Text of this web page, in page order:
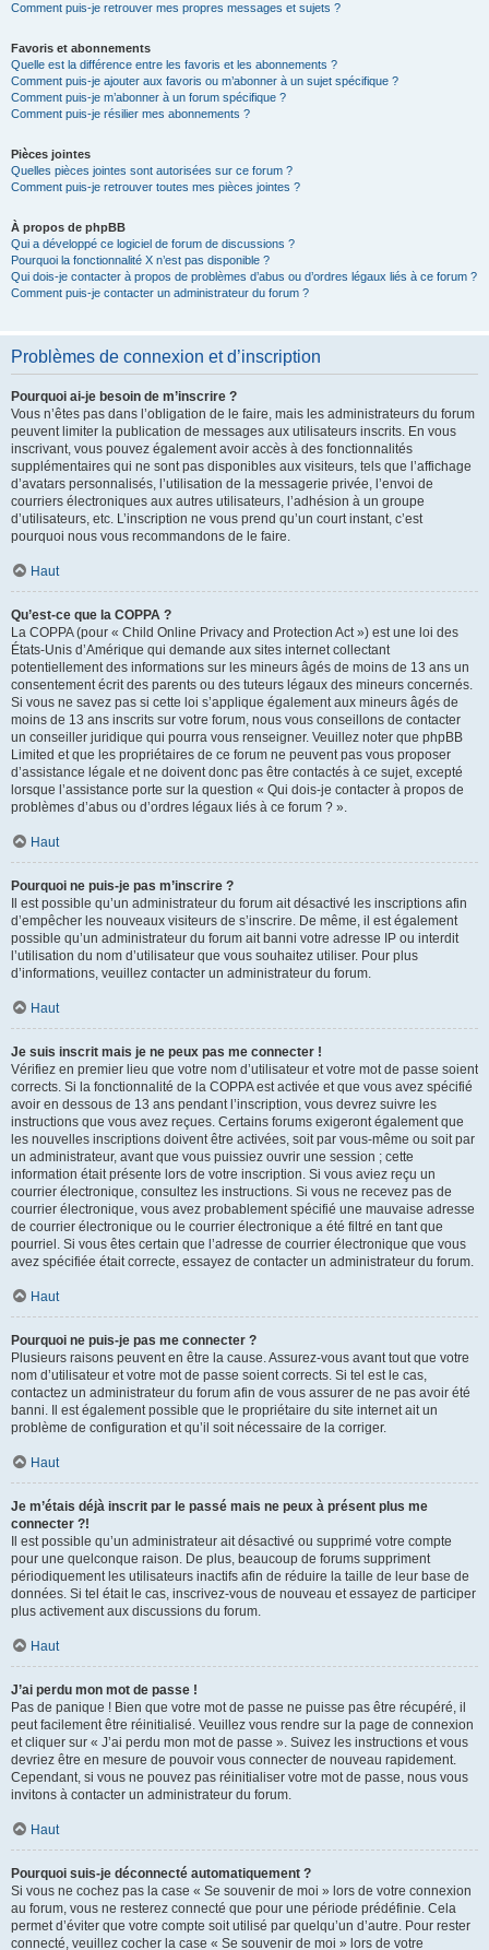
Comment puis-je retrouver mes propres messages et sujets ?
Favoris et abonnements
Quelle est la différence entre les favoris et les abonnements ?
Comment puis-je ajouter aux favoris ou m’abonner à un sujet spécifique ?
Comment puis-je m’abonner à un forum spécifique ?
Comment puis-je résilier mes abonnements ?
Pièces jointes
Quelles pièces jointes sont autorisées sur ce forum ?
Comment puis-je retrouver toutes mes pièces jointes ?
À propos de phpBB
Qui a développé ce logiciel de forum de discussions ?
Pourquoi la fonctionnalité X n’est pas disponible ?
Qui dois-je contacter à propos de problèmes d’abus ou d’ordres légaux liés à ce forum ?
Comment puis-je contacter un administrateur du forum ?
Problèmes de connexion et d’inscription
Pourquoi ai-je besoin de m’inscrire ?
Vous n’êtes pas dans l’obligation de le faire, mais les administrateurs du forum
peuvent limiter la publication de messages aux utilisateurs inscrits. En vous
inscrivant, vous pouvez également avoir accès à des fonctionnalités
supplémentaires qui ne sont pas disponibles aux visiteurs, tels que l’affichage
d’avatars personnalisés, l’utilisation de la messagerie privée, l’envoi de
courriers électroniques aux autres utilisateurs, l’adhésion à un groupe
d’utilisateurs, etc. L’inscription ne vous prend qu’un court instant, c’est
pourquoi nous vous recommandons de le faire.
Haut
Qu’est-ce que la COPPA ?
La COPPA (pour « Child Online Privacy and Protection Act ») est une loi des
États-Unis d’Amérique qui demande aux sites internet collectant
potentiellement des informations sur les mineurs âgés de moins de 13 ans un
consentement écrit des parents ou des tuteurs légaux des mineurs concernés.
Si vous ne savez pas si cette loi s’applique également aux mineurs âgés de
moins de 13 ans inscrits sur votre forum, nous vous conseillons de contacter
un conseiller juridique qui pourra vous renseigner. Veuillez noter que phpBB
Limited et que les propriétaires de ce forum ne peuvent pas vous proposer
d’assistance légale et ne doivent donc pas être contactés à ce sujet, excepté
lorsque l’assistance porte sur la question « Qui dois-je contacter à propos de
problèmes d’abus ou d’ordres légaux liés à ce forum ? ».
Haut
Pourquoi ne puis-je pas m’inscrire ?
Il est possible qu’un administrateur du forum ait désactivé les inscriptions afin
d’empêcher les nouveaux visiteurs de s’inscrire. De même, il est également
possible qu’un administrateur du forum ait banni votre adresse IP ou interdit
l’utilisation du nom d’utilisateur que vous souhaitez utiliser. Pour plus
d’informations, veuillez contacter un administrateur du forum.
Haut
Je suis inscrit mais je ne peux pas me connecter !
Vérifiez en premier lieu que votre nom d’utilisateur et votre mot de passe soient
corrects. Si la fonctionnalité de la COPPA est activée et que vous avez spécifié
avoir en dessous de 13 ans pendant l’inscription, vous devrez suivre les
instructions que vous avez reçues. Certains forums exigeront également que
les nouvelles inscriptions doivent être activées, soit par vous-même ou soit par
un administrateur, avant que vous puissiez ouvrir une session ; cette
information était présente lors de votre inscription. Si vous aviez reçu un
courrier électronique, consultez les instructions. Si vous ne recevez pas de
courrier électronique, vous avez probablement spécifié une mauvaise adresse
de courrier électronique ou le courrier électronique a été filtré en tant que
pourriel. Si vous êtes certain que l’adresse de courrier électronique que vous
avez spécifiée était correcte, essayez de contacter un administrateur du forum.
Haut
Pourquoi ne puis-je pas me connecter ?
Plusieurs raisons peuvent en être la cause. Assurez-vous avant tout que votre
nom d’utilisateur et votre mot de passe soient corrects. Si tel est le cas,
contactez un administrateur du forum afin de vous assurer de ne pas avoir été
banni. Il est également possible que le propriétaire du site internet ait un
problème de configuration et qu’il soit nécessaire de la corriger.
Haut
Je m’étais déjà inscrit par le passé mais ne peux à présent plus me
connecter ?!
Il est possible qu’un administrateur ait désactivé ou supprimé votre compte
pour une quelconque raison. De plus, beaucoup de forums suppriment
périodiquement les utilisateurs inactifs afin de réduire la taille de leur base de
données. Si tel était le cas, inscrivez-vous de nouveau et essayez de participer
plus activement aux discussions du forum.
Haut
J’ai perdu mon mot de passe !
Pas de panique ! Bien que votre mot de passe ne puisse pas être récupéré, il
peut facilement être réinitialisé. Veuillez vous rendre sur la page de connexion
et cliquer sur « J’ai perdu mon mot de passe ». Suivez les instructions et vous
devriez être en mesure de pouvoir vous connecter de nouveau rapidement.
Cependant, si vous ne pouvez pas réinitialiser votre mot de passe, nous vous
invitons à contacter un administrateur du forum.
Haut
Pourquoi suis-je déconnecté automatiquement ?
Si vous ne cochez pas la case « Se souvenir de moi » lors de votre connexion
au forum, vous ne resterez connecté que pour une période prédéfinie. Cela
permet d’éviter que votre compte soit utilisé par quelqu’un d’autre. Pour rester
connecté, veuillez cocher la case « Se souvenir de moi » lors de votre